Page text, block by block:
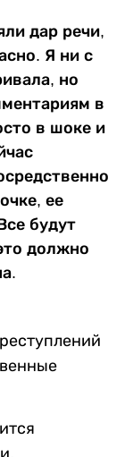
дар речи,
Я ни с
но
в
в шоке и
ее
будут
должно